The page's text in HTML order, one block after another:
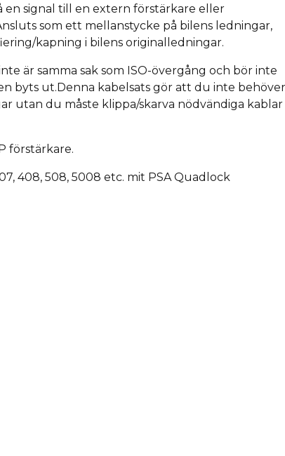
signal till en extern förstärkare eller
som ett mellanstycke på bilens ledningar,
kapning i bilens originalledningar.
är samma sak som ISO-övergång och bör inte
byts ut.Denna kabelsats gör att du inte behöver
utan du måste klippa/skarva nödvändiga kablar
förstärkare.
408, 508, 5008 etc. mit PSA Quadlock